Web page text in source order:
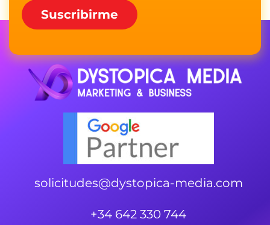
solicitudes@dystopica-media.com
+34 642 330 744